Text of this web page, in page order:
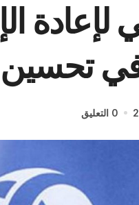
لإعادة
تحسين
0 التعليق